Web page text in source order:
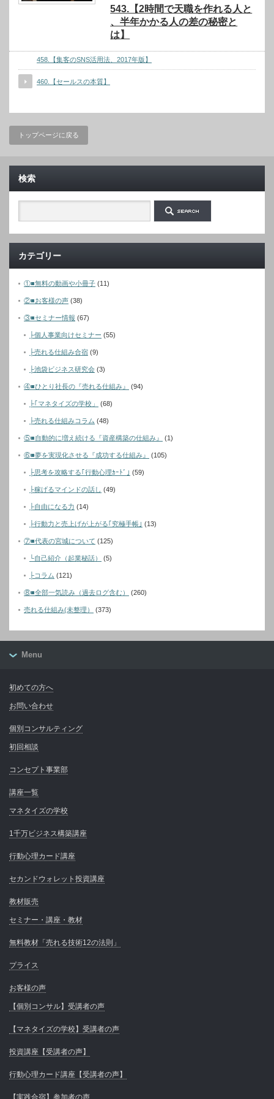
543.【2時間で天職を作れる人と
、半年かかる人の差の秘密と
は】
458.【集客のSNS活用法、2017年版】
460.【セールスの本質】
トップページに戻る
検索
カテゴリー
①■無料の動画や小冊子 (11)
②■お客様の声 (38)
③■セミナー情報 (67)
├個人事業向けセミナー (55)
├売れる仕組み合宿 (9)
├池袋ビジネス研究会 (3)
④■ひとり社長の『売れる仕組み』 (94)
├｢マネタイズの学校」 (68)
├売れる仕組みコラム (48)
⑤■自動的に増え続ける『資産構築の仕組み』 (1)
⑥■夢を実現化させる『成功する仕組み』 (105)
├思考を攻略する｢行動心理ｶｰﾄﾞ｣ (59)
├稼げるマインドの話し (49)
├自由になる力 (14)
├行動力と売上げが上がる｢究極手帳｣ (13)
⑦■代表の宮城について (125)
└自己紹介（起業秘話） (5)
├コラム (121)
⑧■全部一気読み（過去ログ含む） (260)
売れる仕組み(未整理） (373)
Menu
初めての方へ
お問い合わせ
個別コンサルティング
初回相談
コンセプト事業部
講座一覧
マネタイズの学校
1千万ビジネス構築講座
行動心理カード講座
セカンドウォレット投資講座
教材販売
セミナー・講座・教材
無料教材「売れる技術12の法則」
プライス
お客様の声
【個別コンサル】受講者の声
【マネタイズの学校】受講者の声
投資講座【受講者の声】
行動心理カード講座【受講者の声】
【実践合宿】参加者の声